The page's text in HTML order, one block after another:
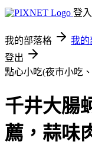
登入
我的部落格 我的
登出
點心小吃(夜市小吃
千井大腸
薦，蒜味